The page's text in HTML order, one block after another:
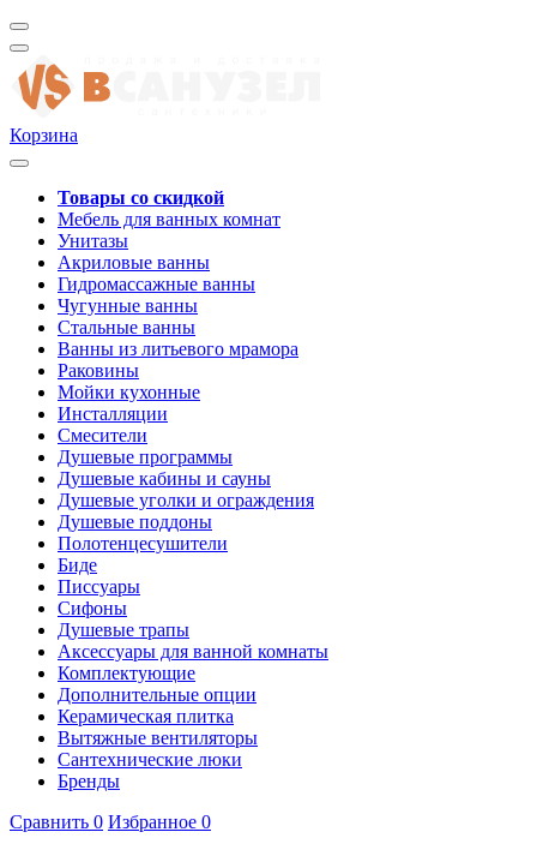
Корзина
Товары со скидкой
Мебель для ванных комнат
Унитазы
Акриловые ванны
Гидромассажные ванны
Чугунные ванны
Стальные ванны
Ванны из литьевого мрамора
Раковины
Мойки кухонные
Инсталляции
Смесители
Душевые программы
Душевые кабины и сауны
Душевые уголки и ограждения
Душевые поддоны
Полотенцесушители
Биде
Писсуары
Сифоны
Душевые трапы
Аксессуары для ванной комнаты
Комплектующие
Дополнительные опции
Керамическая плитка
Вытяжные вентиляторы
Сантехнические люки
Бренды
Сравнить 0 Избранное 0